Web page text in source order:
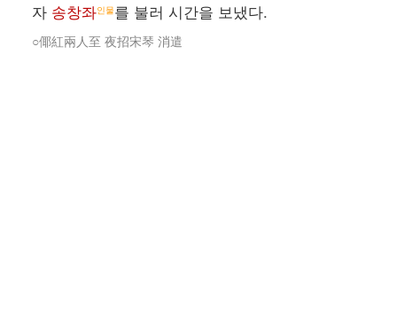
자 송창좌인물를 불러 시간을 보냈다.
○倻紅兩人至 夜招宋琴 消遣